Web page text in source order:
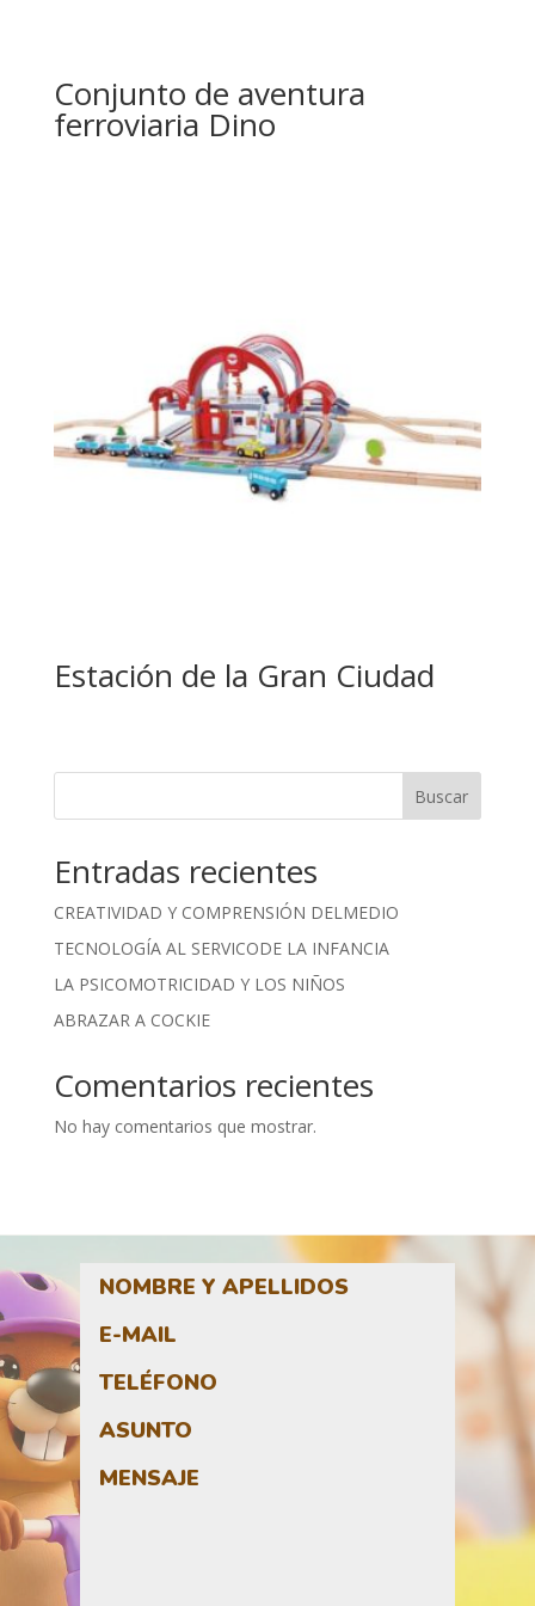
Conjunto de aventura
ferroviaria Dino
Estación de la Gran Ciudad
Buscar
Entradas recientes
CREATIVIDAD Y COMPRENSIÓN DELMEDIO
TECNOLOGÍA AL SERVICODE LA INFANCIA
LA PSICOMOTRICIDAD Y LOS NIÑOS
ABRAZAR A COCKIE
Comentarios recientes
No hay comentarios que mostrar.